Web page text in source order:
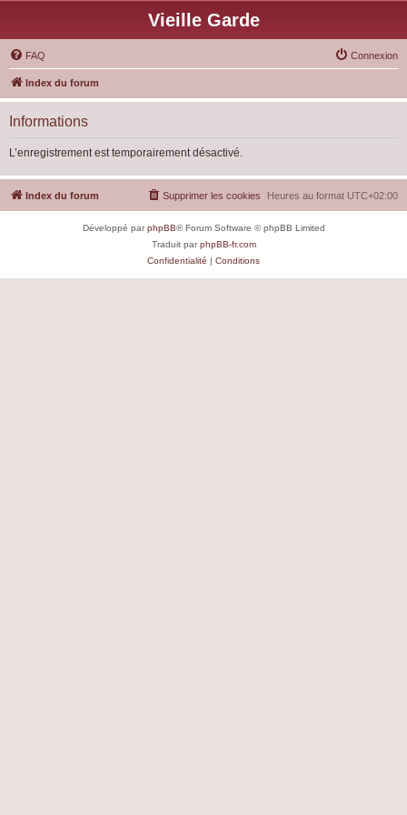
Vieille Garde
FAQ Connexion
Index du forum
Informations
L’enregistrement est temporairement désactivé.
Index du forum Heures au format UTC+02:00
Supprimer les cookies
Développé parphpBB® Forum Software © phpBB Limited
Traduit parphpBB-fr.com
Confidentialité | Conditions